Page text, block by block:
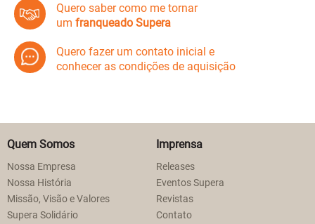
Quero saber como me tornar
um franqueado Supera
Quero fazer um contato inicial e
conhecer as condições de aquisição
Quem Somos
Nossa Empresa
Nossa História
Missão, Visão e Valores
Supera Solidário
Imprensa
Releases
Eventos Supera
Revistas
Contato